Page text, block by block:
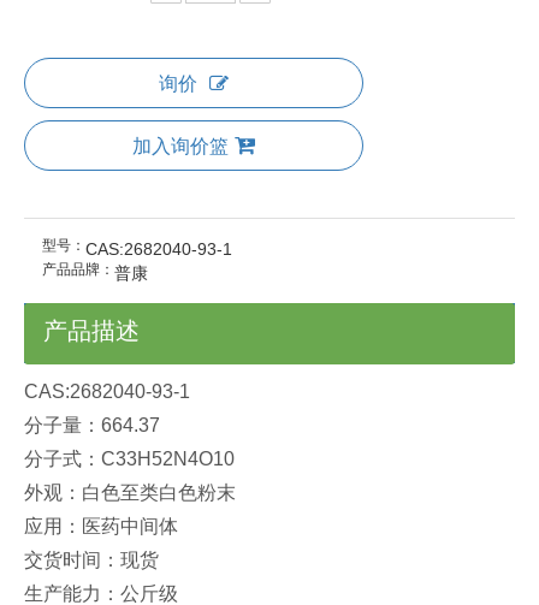
询价
加入询价篮
型号： CAS:2682040-93-1
产品品牌： 普康
产品描述
CAS:2682040-93-1
分子量：664.37
分子式：C33H52N4O10​
外观：白色至类白色粉末
应用：医药中间体
交货时间：现货
生产能力：公斤级